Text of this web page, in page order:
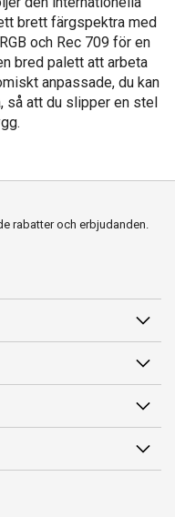
brett färgspektra med
och Rec 709 för en
bred palett att arbeta
anpassade, du kan
så att du slipper en stel
rabatter och erbjudanden.